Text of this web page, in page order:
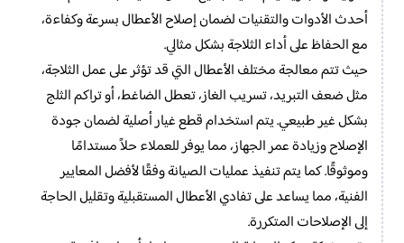
أحدث الأدوات والتقنيات لضمان إصلاح الأعطال بسرعة وكفاءة،
مع الحفاظ على أداء الثلاجة بشكل مثالي.
حيث تتم معالجة مختلف الأعطال التي قد تؤثر على عمل الثلاجة،
مثل ضعف التبريد، تسريب الغاز، تعطل الضاغط، أو تراكم الثلج
بشكل غير طبيعي. يتم استخدام قطع غيار أصلية لضمان جودة
الإصلاح وزيادة عمر الجهاز، مما يوفر للعملاء حلاً مستدامًا
وموثوقًا. كما يتم تنفيذ عمليات الصيانة وفقًا لأفضل المعايير
الفنية، مما يساعد على تفادي الأعطال المستقبلية وتقليل الحاجة
إلى الإصلاحات المتكررة.